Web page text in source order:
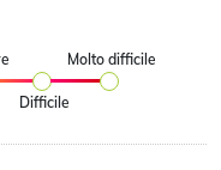
Difficile
Molto difficile